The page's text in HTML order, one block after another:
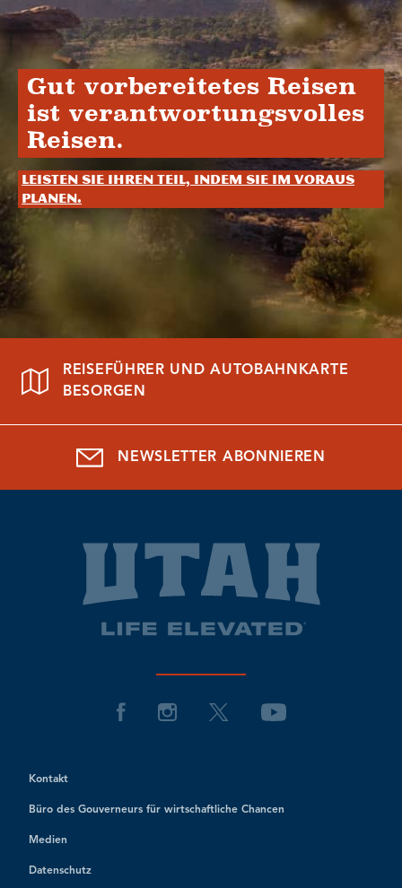
Gut vorbereitetes Reisen
ist verantwortungsvolles
Reisen.
Leisten Sie Ihren Teil, indem Sie im Voraus
planen.
REISEFÜHRER UND AUTOBAHNKARTE
BESORGEN
NEWSLETTER ABONNIEREN
Kontakt
Büro des Gouverneurs für wirtschaftliche Chancen
Medien
Datenschutz